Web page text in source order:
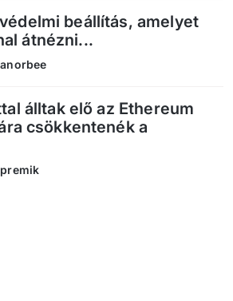
beállítás, amelyet
átnézni...
anorbee
álltak elő az Ethereum
csökkentenék a
premik